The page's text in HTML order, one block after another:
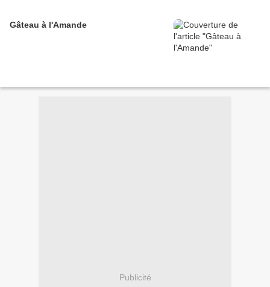
Gâteau à l'Amande
Publicité